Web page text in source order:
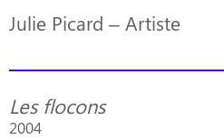
Julie Picard – Artiste
Les flocons
2004